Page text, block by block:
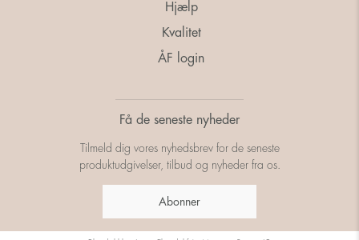
Hjælp
Kvalitet
ÅF login
Få de seneste nyheder
Tilmeld dig vores nyhedsbrev for de seneste
produktudgivelser, tilbud og nyheder fra os.
Abonner